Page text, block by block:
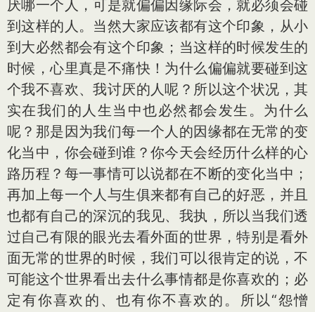
厌哪一个人，可是就偏偏因缘际会，就必须会碰
到这样的人。当然大家应该都有这个印象，从小
到大必然都会有这个印象；当这样的时候发生的
时候，心里真是不痛快！为什么偏偏就要碰到这
个我不喜欢、我讨厌的人呢？所以这个状况，其
实在我们的人生当中也必然都会发生。为什么
呢？那是因为我们每一个人的因缘都在无常的变
化当中，你会碰到谁？你今天会经历什么样的心
路历程？每一事情可以说都在不断的变化当中；
再加上每一个人与生俱来都有自己的好恶，并且
也都有自己的深沉的我见、我执，所以当我们透
过自己有限的眼光去看外面的世界，特别是看外
面无常的世界的时候，我们可以很肯定的说，不
可能这个世界看出去什么事情都是你喜欢的；必
定有你喜欢的、也有你不喜欢的。所以“怨憎